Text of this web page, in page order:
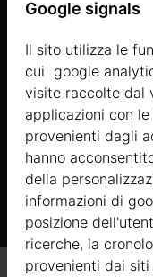
PRENIA 19
Prezzo da
2700 €
Google signals
Il sito utilizza le
cui google
visite raccolte dal
applicazioni con
provenienti dagli
hanno
della
informazioni di
posizione
ricerche, la
provenienti dai